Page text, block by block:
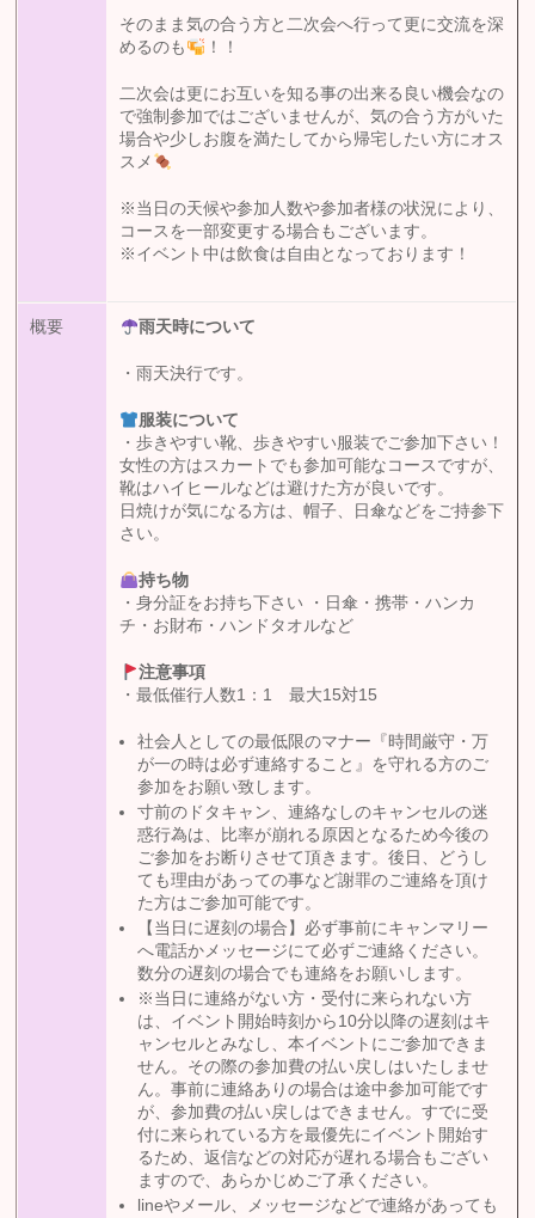
そのまま気の合う方と二次会へ行って更に交流を深
めるのも
！！
二次会は更にお互いを知る事の出来る良い機会なの
で強制参加ではございませんが、気の合う方がいた
場合や少しお腹を満たしてから帰宅したい方にオス
スメ
※当日の天候や参加人数や参加者様の状況により、
コースを一部変更する場合もございます。
※イベント中は飲食は自由となっております！
概要 雨天時について
・雨天決行です。
服装について
・歩きやすい靴、歩きやすい服装でご参加下さい！
女性の方はスカートでも参加可能なコースですが、
靴はハイヒールなどは避けた方が良いです。
日焼けが気になる方は、帽子、日傘などをご持参下
さい。
持ち物
・身分証をお持ち下さい ・日傘・携帯・ハンカ
チ・お財布・ハンドタオルなど
注意事項
・最低催行人数1：1 最大15対15
社会人としての最低限のマナー『時間厳守・万
が一の時は必ず連絡すること』を守れる方のご
参加をお願い致します。
寸前のドタキャン、連絡なしのキャンセルの迷
惑行為は、比率が崩れる原因となるため今後の
ご参加をお断りさせて頂きます。後日、どうし
ても理由があっての事など謝罪のご連絡を頂け
た方はご参加可能です。
【当日に遅刻の場合】必ず事前にキャンマリー
へ電話かメッセージにて必ずご連絡ください。
数分の遅刻の場合でも連絡をお願いします。
※当日に連絡がない方・受付に来られない方
は、イベント開始時刻から10分以降の遅刻はキ
ャンセルとみなし、本イベントにご参加できま
せん。その際の参加費の払い戻しはいたしませ
ん。事前に連絡ありの場合は途中参加可能です
が、参加費の払い戻しはできません。すでに受
付に来られている方を最優先にイベント開始す
るため、返信などの対応が遅れる場合もござい
ますので、あらかじめご了承ください。
lineやメール、メッセージなどで連絡があっても